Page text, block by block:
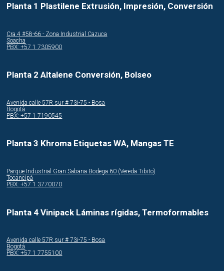
Planta 1 Plastilene Extrusión, Impresión, Conversión
Cra.4 #58-66 - Zona Industrial Cazuca
Soacha
PBX: +57 1 7305900
Planta 2 Altalene Conversión, Bolseo
Avenida calle 57R sur # 73i-75 - Bosa
Bogotá
PBX: +57 1 7190545
Planta 3 Khroma Etiquetas WA, Mangas TE
Parque Industrial Gran Sabana Bodega 60 (Vereda Tibito)
Tocancipá
PBX: +57 1 3770070
Planta 4 Vinipack Láminas rígidas, Termoformables
Avenida calle 57R sur # 73i-75 - Bosa
Bogotá
PBX: +57 1 7755100